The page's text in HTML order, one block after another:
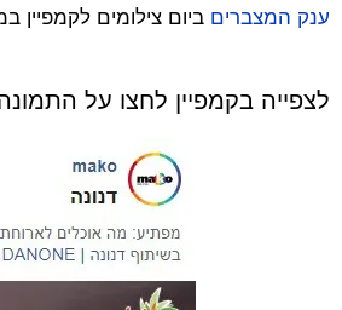
ענק המצברים ביום צילומים לקמפיין
לצפייה בקמפיין לחצו על